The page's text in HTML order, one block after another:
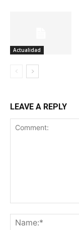
Actualidad
LEAVE A REPLY